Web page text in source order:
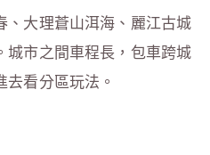
、大理蒼山洱海、麗江古城
城市之間車程長，包車跨城
看分區玩法。